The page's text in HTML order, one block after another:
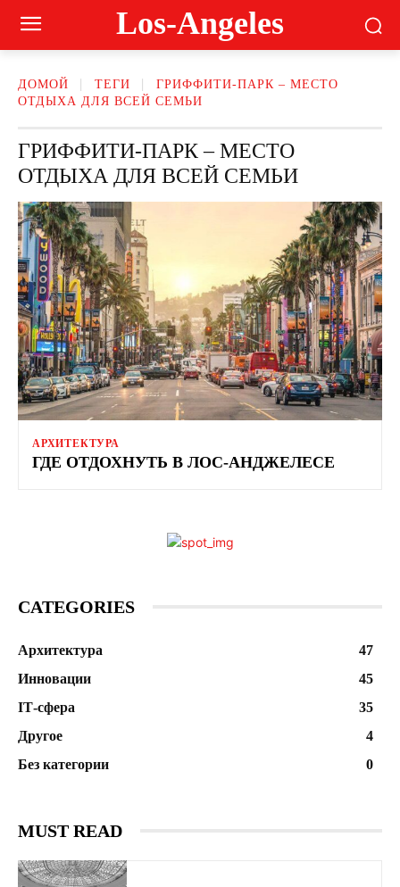
Los-Angeles
ДОМОЙ ТЕГИ
ГРИФФИТИ-ПАРК – МЕСТО
ОТДЫХА ДЛЯ ВСЕЙ СЕМЬИ
ГРИФФИТИ-ПАРК – МЕСТО
ОТДЫХА ДЛЯ ВСЕЙ СЕМЬИ
АРХИТЕКТУРА
ГДЕ ОТДОХНУТЬ В ЛОС-АНДЖЕЛЕСЕ
CATEGORIES
Архитектура
47
Инновации
45
ІТ-сфера
35
Другое
4
Без категории
0
MUST READ